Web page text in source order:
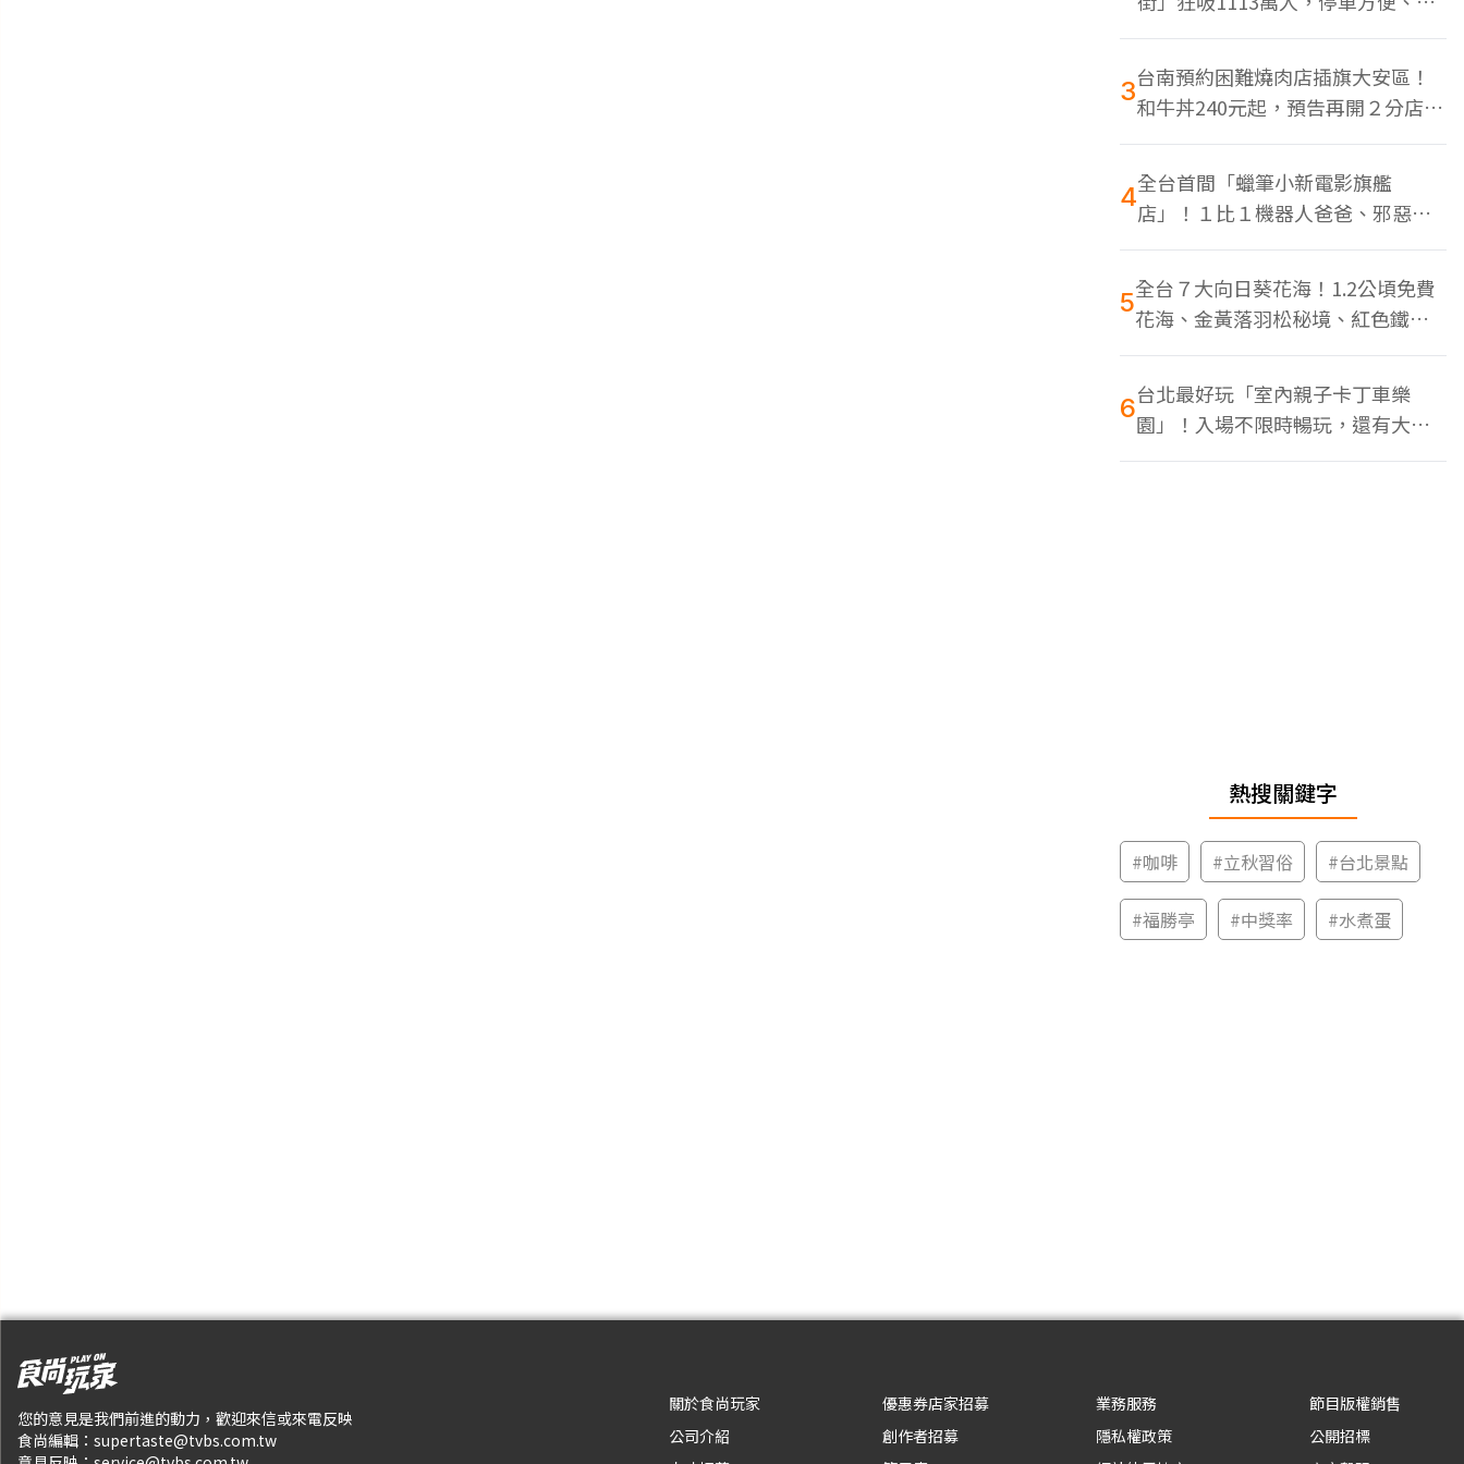
色美食多
3台南預約困難燒肉店插旗大安區！
和牛丼240元起，預告再開２分店、
地點曝光
4全台首間「蠟筆小新電影旗艦
店」！１比１機器人爸爸、邪惡正
男，百款周邊買翻
5全台７大向日葵花海！1.2公頃免費
花海、金黃落羽松秘境、紅色鐵橋
同框
6台北最好玩「室內親子卡丁車樂
園」！入場不限時暢玩，還有大螢
幕Switch遊戲區
熱搜關鍵字
#咖啡 #立秋習俗 #台北景點
#福勝亭 #中獎率 #水煮蛋
您的意見是我們前進的動力，歡迎來信或來電反映
食尚編輯： supertaste@tvbs.com.tw
關於食尚玩家
公司介紹
優惠券店家招募
創作者招募
業務服務
隱私權政策
節目版權銷售
公開招標